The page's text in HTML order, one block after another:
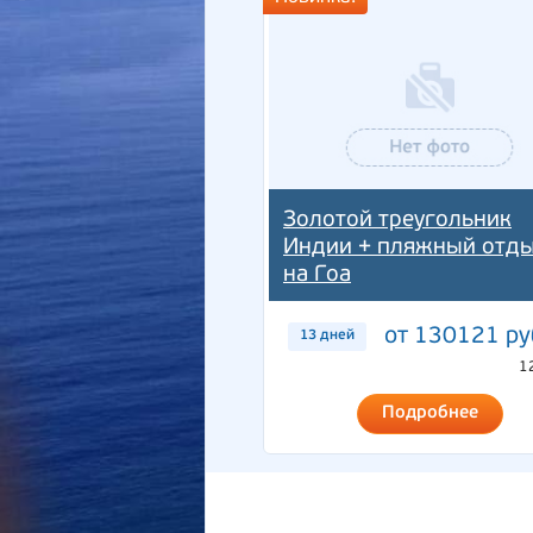
Золотой треугольник
Индии + пляжный
на Гоа
13 дней от 130121
Подробнее